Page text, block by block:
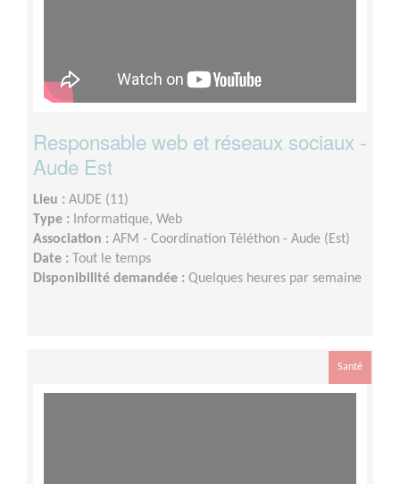
Responsable web et réseaux sociaux -
Aude Est
Lieu : AUDE (11)
Type :
Informatique, Web
Association : AFM - Coordination Téléthon - Aude (Est)
Date :
Tout le temps
Disponibilité demandée : Quelques heures par semaine
Santé